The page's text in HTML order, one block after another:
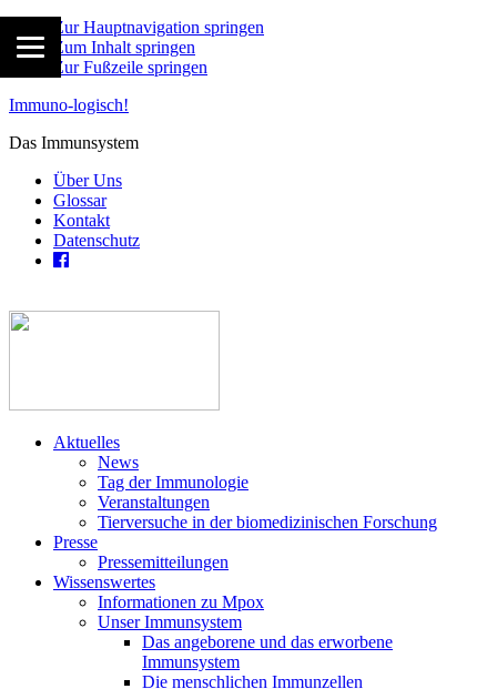
Zur Hauptnavigation springen
Zum Inhalt springen
Zur Fußzeile springen
Immuno-logisch!
Das Immunsystem
Über Uns
Glossar
Kontakt
Datenschutz
Aktuelles
News
Tag der Immunologie
Veranstaltungen
Tierversuche in der biomedizinischen Forschung
Presse
Pressemitteilungen
Wissenswertes
Informationen zu Mpox
Unser Immunsystem
Das angeborene und das erworbene
Immunsystem
Die menschlichen Immunzellen